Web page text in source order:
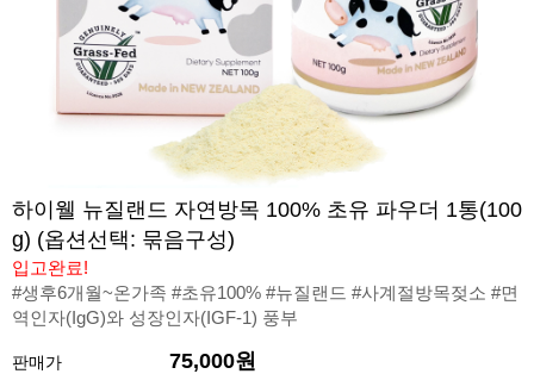
하이웰 뉴질랜드 자연방목 100% 초유 파우더 1통(100
g) (옵션선택: 묶음구성)
입고완료!
#생후6개월~온가족 #초유100% #뉴질랜드 #사계절방목젖소 #면
역인자(IgG)와 성장인자(IGF-1) 풍부
판매가 75,000원